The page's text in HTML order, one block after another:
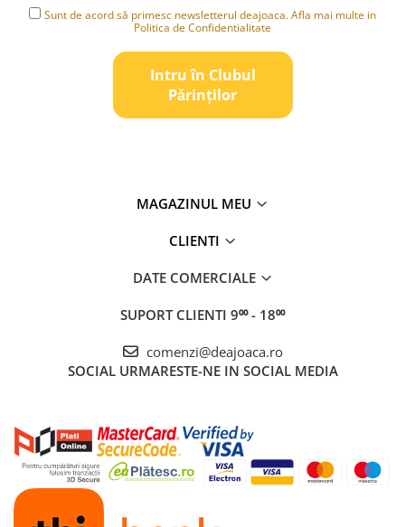
Sunt de acord să primesc newsletterul deajoaca. Afla mai multe in
Politica de Confidentialitate
Intru în Clubul
Pǎrinților
MAGAZINUL MEU
CLIENTI
DATE COMERCIALE
SUPORT CLIENTI 9⁰⁰ - 18⁰⁰
comenzi@deajoaca.ro
SOCIAL URMARESTE-NE IN SOCIAL MEDIA